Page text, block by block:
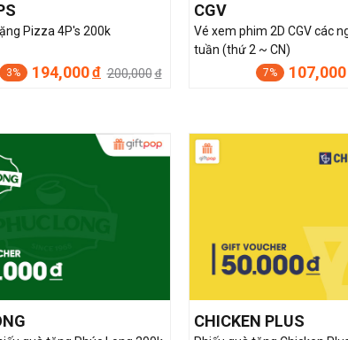
Pizza 4P's 200k
3% 194,000đ 200,000 đ
CGV
Vé xem phim 2D CGV các
tuần (thứ 2 ~ CN)
7% 107,000
CHICKEN PLUS